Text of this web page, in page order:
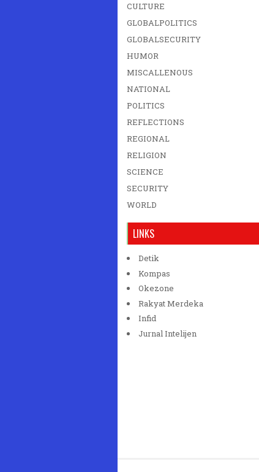
CULTURE
GLOBALPOLITICS
GLOBALSECURITY
HUMOR
MISCALLENOUS
NATIONAL
POLITICS
REFLECTIONS
REGIONAL
RELIGION
SCIENCE
SECURITY
WORLD
LINKS
Detik
Kompas
Okezone
Rakyat Merdeka
Infid
Jurnal Intelijen